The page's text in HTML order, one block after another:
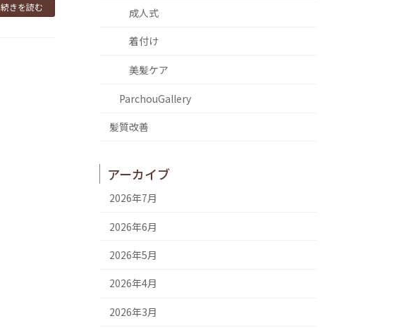
続きを読む 成人式
着付け
美髪ケア
ParchouGallery
髪質改善
アーカイブ
2026年7月
2026年6月
2026年5月
2026年4月
2026年3月